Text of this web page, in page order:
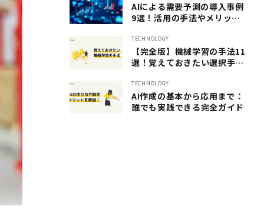
AIによる需要予測の導入事例
9選！活用の手法やメリット
TECHNOLOGY
【完全版】機械学習の手法11
選！覚えておきたい選択手法
TECHNOLOGY
AI作成の基本から応用まで：
誰でも実践できる完全ガイド